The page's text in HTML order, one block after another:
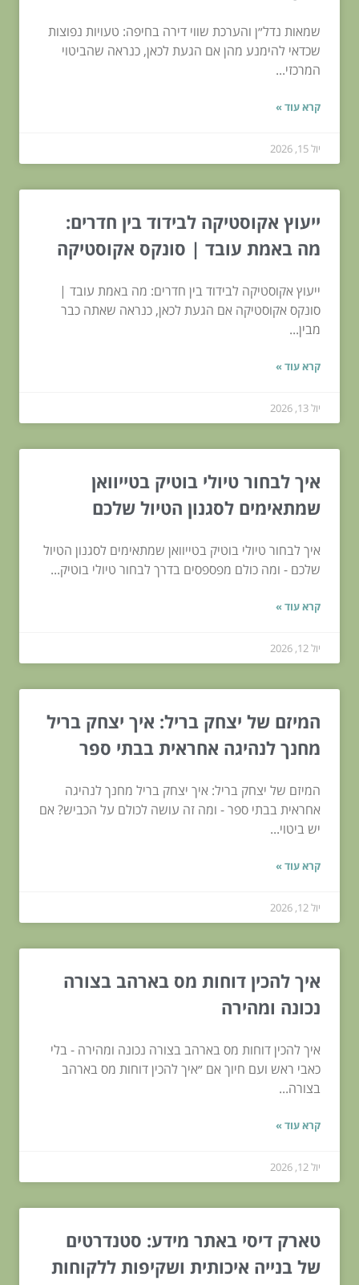
שמאות נדל״ן והערכת שווי דירה בחיפה: טעויות נפוצות
שכדאי להימנע מהן אם הגעת לכאן, כנראה שהביטוי
המרכזי...
קרא עוד »
יול 15, 2026
ייעוץ אקוסטיקה לבידוד בין חדרים:
מה באמת עובד | סונקס אקוסטיקה
ייעוץ אקוסטיקה לבידוד בין חדרים: מה באמת עובד |
סונקס אקוסטיקה אם הגעת לכאן, כנראה שאתה כבר
מבין...
קרא עוד »
יול 13, 2026
איך לבחור טיולי בוטיק בטייוואן
שמתאימים לסגנון הטיול שלכם
איך לבחור טיולי בוטיק בטייוואן שמתאימים לסגנון הטיול
שלכם - ומה כולם מפספסים בדרך לבחור טיולי בוטיק...
קרא עוד »
יול 12, 2026
המיזם של יצחק בריל: איך יצחק בריל
מחנך לנהיגה אחראית בבתי ספר
המיזם של יצחק בריל: איך יצחק בריל מחנך לנהיגה
אחראית בבתי ספר - ומה זה עושה לכולם על הכביש? אם
יש ביטוי...
קרא עוד »
יול 12, 2026
איך להכין דוחות מס בארהב בצורה
נכונה ומהירה
איך להכין דוחות מס בארהב בצורה נכונה ומהירה - בלי
כאבי ראש ועם חיוך אם ״איך להכין דוחות מס בארהב
בצורה...
קרא עוד »
יול 12, 2026
טארק דיסי באתר מידע: סטנדרטים
של בנייה איכותית ושקיפות ללקוחות